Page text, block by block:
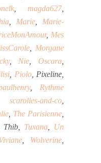
, magda627,
Marie
Marie-
, Mes
, Morgane
, Nie Oscara
Piolo, Pixeline,
, Rythme
scarolles-and-co
The Parisienne
Thib, Tuxana
Un
Wolverine